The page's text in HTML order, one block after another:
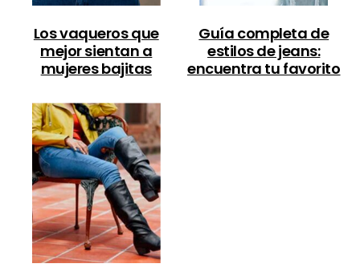
Los vaqueros que
mejor sientan a
mujeres bajitas
Guía completa de
estilos de jeans:
encuentra tu favorito